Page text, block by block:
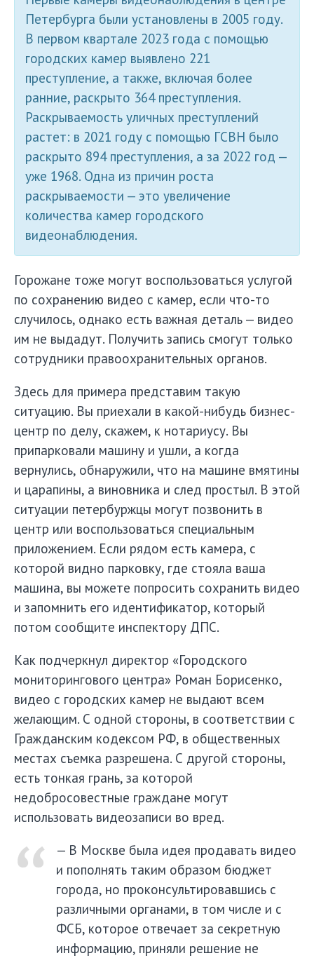
Петербурга были установлены в 2005 году.
В первом квартале 2023 года с помощью
городских камер выявлено 221
преступление, а также, включая более
ранние, раскрыто 364 преступления.
Раскрываемость уличных преступлений
растет: в 2021 году с помощью ГСВН было
раскрыто 894 преступления, а за 2022 год —
уже 1968. Одна из причин роста
раскрываемости — это увеличение
количества камер городского
видеонаблюдения.
Горожане тоже могут воспользоваться услугой
по сохранению видео с камер, если что-то
случилось, однако есть важная деталь — видео
им не выдадут. Получить запись смогут только
сотрудники правоохранительных органов.
Здесь для примера представим такую
ситуацию. Вы приехали в какой-нибудь бизнес-
центр по делу, скажем, к нотариусу. Вы
припарковали машину и ушли, а когда
вернулись, обнаружили, что на машине вмятины
и царапины, а виновника и след простыл. В этой
ситуации петербуржцы могут позвонить в
центр или воспользоваться специальным
приложением. Если рядом есть камера, с
которой видно парковку, где стояла ваша
машина, вы можете попросить сохранить видео
и запомнить его идентификатор, который
потом сообщите инспектору ДПС.
Как подчеркнул директор «Городского
мониторингового центра» Роман Борисенко,
видео с городских камер не выдают всем
желающим. С одной стороны, в соответствии с
Гражданским кодексом РФ, в общественных
местах съемка разрешена. С другой стороны,
есть тонкая грань, за которой
недобросовестные граждане могут
использовать видеозаписи во вред.
— В Москве была идея продавать видео
и пополнять таким образом бюджет
города, но проконсультировавшись с
различными органами, в том числе и с
ФСБ, которое отвечает за секретную
информацию, приняли решение не